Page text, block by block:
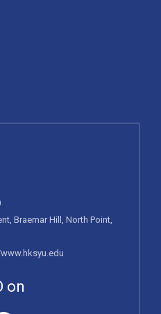
Braemar Hill, North Point,
on